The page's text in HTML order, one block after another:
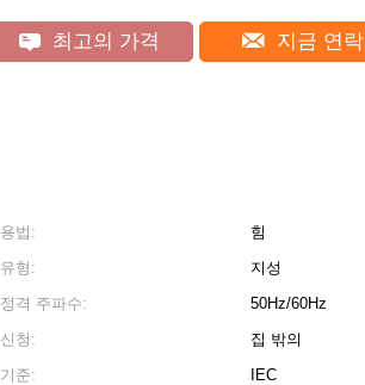
최고의 가격 지금 연락
용법:
힘
유형:
지성
정격 주파수:
50Hz/60Hz
신청:
집 밖의
기준:
IEC